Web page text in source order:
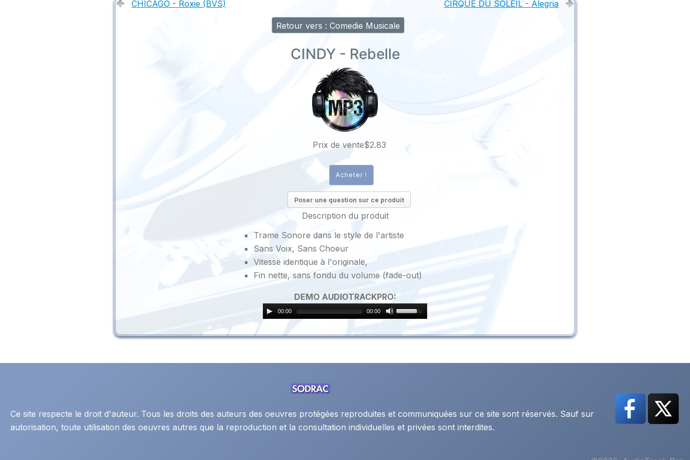
CHICAGO - Roxie (BVS)
CIRQUE DU SOLEIL - Alegria
Retour vers : Comedie Musicale
CINDY - Rebelle
Prix ​​de vente$2.83
Poser une question sur ce produit
Description du produit
Trame Sonore dans le style de l'artiste
Sans Voix, Sans Choeur
Vitesse identique à l'originale,
Fin nette, sans fondu du volume (fade-out)
DEMO AUDIOTRACKPRO:
00:00 00:00
Ce site respecte le droit d'auteur. Tous les droits des auteurs des oeuvres protégées reproduites et communiquées sur ce site sont réservés. Sauf sur
autorisation, toute utilisation des oeuvres autres que la reproduction et la consultation individuelles et privées sont interdites.